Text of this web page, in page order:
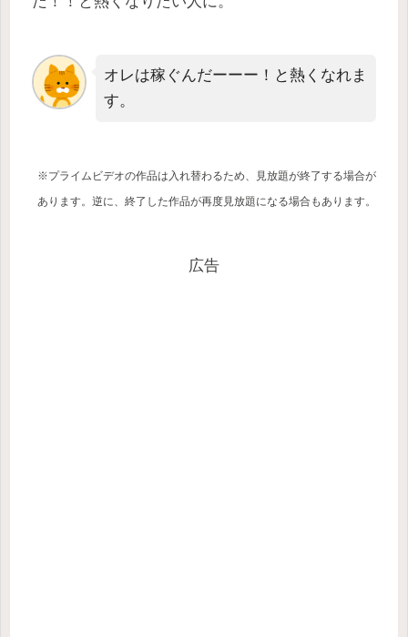
オレは稼ぐんだーーー！と熱くなれま
す。
※プライムビデオの作品は入れ替わるため、見放題が終了する場合が
あります。逆に、終了した作品が再度見放題になる場合もあります。
広告